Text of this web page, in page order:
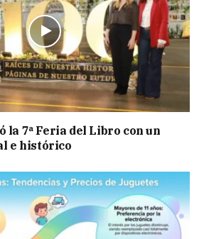
la 7ª Feria del Libro con un
e histórico